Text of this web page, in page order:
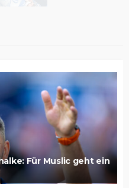
Für Muslic geht ein